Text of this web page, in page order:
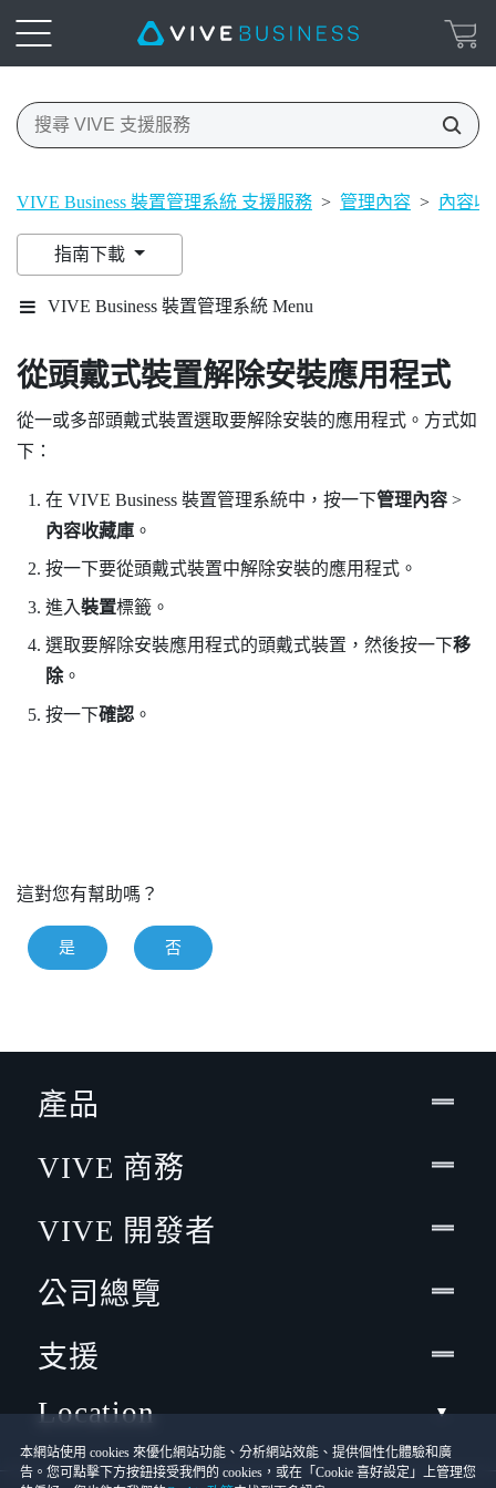
VIVE Business 裝置管理系統 支援服務 > 管理內容 > 內容收
指南下載
VIVE Business 裝置管理系統 Menu
從頭戴式裝置解除安裝應用程式
從一或多部頭戴式裝置選取要解除安裝的應用程式。方式如
下：
在 VIVE Business 裝置管理系統中，按一下管理內容>
內容收藏庫。
按一下要從頭戴式裝置中解除安裝的應用程式。
進入裝置標籤。
選取要解除安裝應用程式的頭戴式裝置，然後按一下移
除。
按一下確認。
這對您有幫助嗎？
是 否
本網站使用 cookies 來優化網站功能、分析網站效能、提供個性化體驗和廣
告。您可點擊下方按鈕接受我們的 cookies，或在「Cookie 喜好設定」上管理您
產品
VIVE 商務
VIVE 開發者
公司總覽
支援
Location